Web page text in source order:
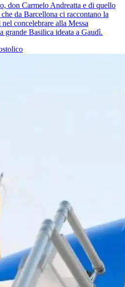
don Carmelo Andreatta e di quello
da Barcellona ci raccontano la
concelebrare alla Messa
grande Basilica ideata a Gaudì.